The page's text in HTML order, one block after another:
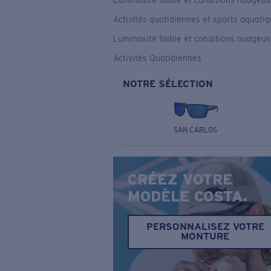
Activités quotidiennes et sports
Luminosité faible et conditions
Activités Quotidiennes
NOTRE SÉLECTION
SAN CARLOS
CRÉEZ VOTRE
MODÈLE COSTA.
PERSONNALISEZ VOTRE
MONTURE